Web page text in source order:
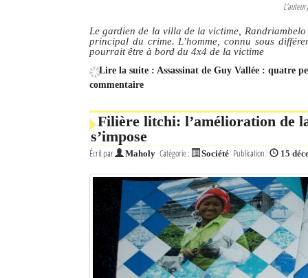
L'auteur
Le gardien de la villa de la victime,
principal du crime. L’homme, connu sous
pourrait être à bord du 4x4 de la victime
Lire la suite : Assassinat de Guy Vallée : quatre
commentaire
Filière litchi: l’amélioration de
s’impose
Écrit par Maholy Catégorie : Société Publication : 15